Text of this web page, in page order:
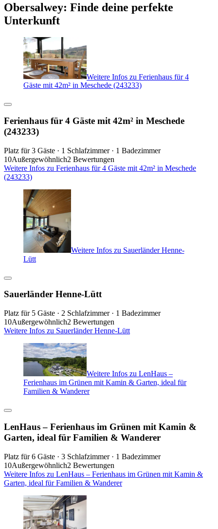
Obersalwey: Finde deine perfekte
Unterkunft
Weitere Infos zu Ferienhaus für 4
Gäste mit 42m² in Meschede (243233)
Ferienhaus für 4 Gäste mit 42m² in Meschede
(243233)
Platz für 3 Gäste · 1 Schlafzimmer · 1 Badezimmer
10Außergewöhnlich2 Bewertungen
Weitere Infos zu Ferienhaus für 4 Gäste mit 42m² in Meschede
(243233)
Weitere Infos zu Sauerländer Henne-
Lütt
Sauerländer Henne-Lütt
Platz für 5 Gäste · 2 Schlafzimmer · 1 Badezimmer
10Außergewöhnlich2 Bewertungen
Weitere Infos zu Sauerländer Henne-Lütt
Weitere Infos zu LenHaus –
Ferienhaus im Grünen mit Kamin & Garten, ideal für
Familien & Wanderer
LenHaus – Ferienhaus im Grünen mit Kamin &
Garten, ideal für Familien & Wanderer
Platz für 6 Gäste · 3 Schlafzimmer · 1 Badezimmer
10Außergewöhnlich2 Bewertungen
Weitere Infos zu LenHaus – Ferienhaus im Grünen mit Kamin &
Garten, ideal für Familien & Wanderer